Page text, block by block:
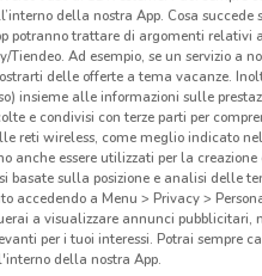
della nostra App. Cosa
potranno trattare di argomenti relativi
Tiendeo. Ad esempio, se un servizio a
delle offerte a tema vacanze.
insieme alle informazioni sulle
e condivisi con terze parti per
reti wireless, come meglio indicato
anche essere utilizzati per la
basate sulla posizione e analisi delle
accedendo a Menu > Privacy >
a visualizzare annunci
per i tuoi interessi. Potrai sempre
della nostra App.